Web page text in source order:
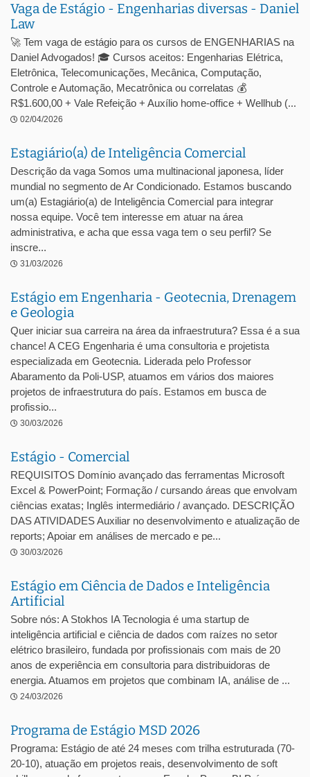
Vaga de Estágio - Engenharias diversas - Daniel
Law
🚀 Tem vaga de estágio para os cursos de ENGENHARIAS na
Daniel Advogados! 🎓 Cursos aceitos: Engenharias Elétrica,
Eletrônica, Telecomunicações, Mecânica, Computação,
Controle e Automação, Mecatrônica ou correlatas 💰
R$1.600,00 + Vale Refeição + Auxílio home-office + Wellhub (...
02/04/2026
Estagiário(a) de Inteligência Comercial
Descrição da vaga Somos uma multinacional japonesa, líder
mundial no segmento de Ar Condicionado. Estamos buscando
um(a) Estagiário(a) de Inteligência Comercial para integrar
nossa equipe. Você tem interesse em atuar na área
administrativa, e acha que essa vaga tem o seu perfil? Se
inscre...
31/03/2026
Estágio em Engenharia - Geotecnia, Drenagem
e Geologia
Quer iniciar sua carreira na área da infraestrutura? Essa é a sua
chance! A CEG Engenharia é uma consultoria e projetista
especializada em Geotecnia. Liderada pelo Professor
Abaramento da Poli-USP, atuamos em vários dos maiores
projetos de infraestrutura do país. Estamos em busca de
profissio...
30/03/2026
Estágio - Comercial
REQUISITOS Domínio avançado das ferramentas Microsoft
Excel & PowerPoint; Formação / cursando áreas que envolvam
ciências exatas; Inglês intermediário / avançado. DESCRIÇÃO
DAS ATIVIDADES Auxiliar no desenvolvimento e atualização de
reports; Apoiar em análises de mercado e pe...
30/03/2026
Estágio em Ciência de Dados e Inteligência
Artificial
Sobre nós: A Stokhos IA Tecnologia é uma startup de
inteligência artificial e ciência de dados com raízes no setor
elétrico brasileiro, fundada por profissionais com mais de 20
anos de experiência em consultoria para distribuidoras de
energia. Atuamos em projetos que combinam IA, análise de ...
24/03/2026
Programa de Estágio MSD 2026
Programa: Estágio de até 24 meses com trilha estruturada (70-
20-10), atuação em projetos reais, desenvolvimento de soft